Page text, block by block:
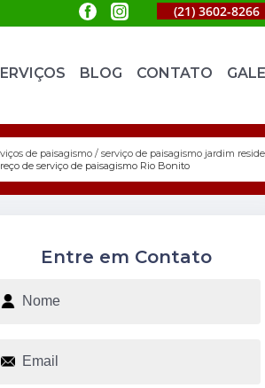
(21) 3602-8266
BLOG CONTATO
de paisagismo
serviço de paisagismo jardim
de serviço de paisagismo Rio Bonito
Entre em Contato